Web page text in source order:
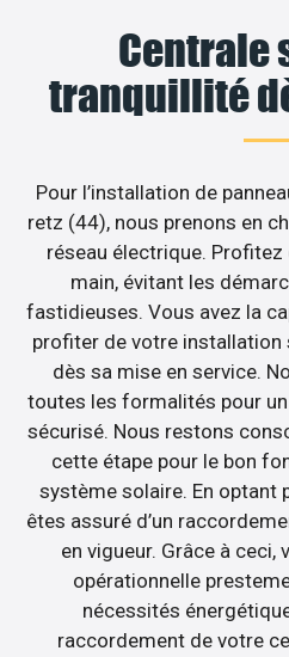
Centrale
tranquillité
Pour l’installation de
retz (44), nous prenons en
réseau électrique.
main, évitant les
fastidieuses. Vous avez la
profiter de votre installation
dès sa mise en service.
toutes les formalités pour
sécurisé. Nous restons
cette étape pour le bon
système solaire. En optant
êtes assuré d’un
en vigueur. Grâce à
opérationnelle
nécessités
raccordement de votre